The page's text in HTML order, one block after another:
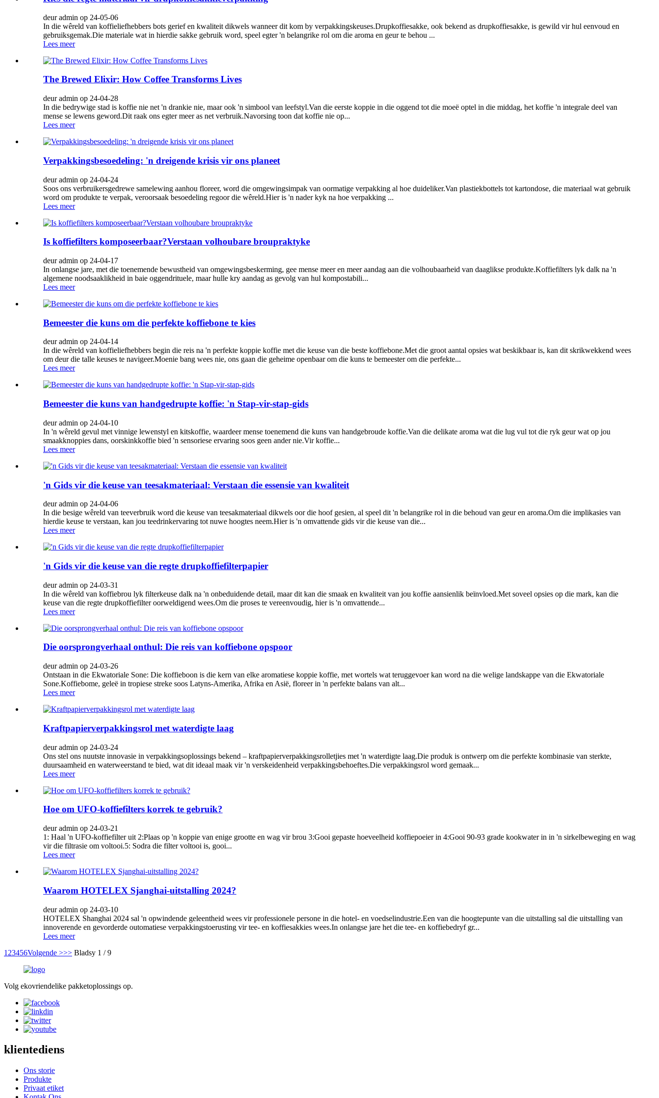
deur admin op 24-05-06
In die wêreld van koffieliefhebbers bots gerief en kwaliteit dikwels wanneer dit kom by verpakkingskeuses.Drupkoffiesakke, ook bekend as drupkoffiesakke, is gewild vir hul eenvoud en
gebruiksgemak.Die materiale wat in hierdie sakke gebruik word, speel egter 'n belangrike rol om die aroma en geur te behou ...
Lees meer
The Brewed Elixir: How Coffee Transforms Lives
deur admin op 24-04-28
In die bedrywige stad is koffie nie net 'n drankie nie, maar ook 'n simbool van leefstyl.Van die eerste koppie in die oggend tot die moeë optel in die middag, het koffie 'n integrale deel van
mense se lewens geword.Dit raak ons ​​egter meer as net verbruik.Navorsing toon dat koffie nie op...
Lees meer
Verpakkingsbesoedeling: 'n dreigende krisis vir ons planeet
deur admin op 24-04-24
Soos ons verbruikersgedrewe samelewing aanhou floreer, word die omgewingsimpak van oormatige verpakking al hoe duideliker.Van plastiekbottels tot kartondose, die materiaal wat gebruik
word om produkte te verpak, veroorsaak besoedeling regoor die wêreld.Hier is 'n nader kyk na hoe verpakking ...
Lees meer
Is koffiefilters komposeerbaar?Verstaan ​​​​volhoubare broupraktyke
deur admin op 24-04-17
In onlangse jare, met die toenemende bewustheid van omgewingsbeskerming, gee mense meer en meer aandag aan die volhoubaarheid van daaglikse produkte.Koffiefilters lyk dalk na 'n
algemene noodsaaklikheid in baie oggendrituele, maar hulle kry aandag as gevolg van hul kompostabili...
Lees meer
Bemeester die kuns om die perfekte koffiebone te kies
deur admin op 24-04-14
In die wêreld van koffieliefhebbers begin die reis na 'n perfekte koppie koffie met die keuse van die beste koffiebone.Met die groot aantal opsies wat beskikbaar is, kan dit skrikwekkend wees
om deur die talle keuses te navigeer.Moenie bang wees nie, ons gaan die geheime openbaar om die kuns te bemeester om die perfekte...
Lees meer
Bemeester die kuns van handgedrupte koffie: 'n Stap-vir-stap-gids
deur admin op 24-04-10
In 'n wêreld gevul met vinnige lewenstyl en kitskoffie, waardeer mense toenemend die kuns van handgebroude koffie.Van die delikate aroma wat die lug vul tot die ryk geur wat op jou
smaakknoppies dans, oorskinkkoffie bied 'n sensoriese ervaring soos geen ander nie.Vir koffie...
Lees meer
'n Gids vir die keuse van teesakmateriaal: Verstaan ​​​​die essensie van kwaliteit
deur admin op 24-04-06
In die besige wêreld van teeverbruik word die keuse van teesakmateriaal dikwels oor die hoof gesien, al speel dit 'n belangrike rol in die behoud van geur en aroma.Om die implikasies van
hierdie keuse te verstaan, kan jou teedrinkervaring tot nuwe hoogtes neem.Hier is 'n omvattende gids vir die keuse van die...
Lees meer
'n Gids vir die keuse van die regte drupkoffiefilterpapier
deur admin op 24-03-31
In die wêreld van koffiebrou lyk filterkeuse dalk na 'n onbeduidende detail, maar dit kan die smaak en kwaliteit van jou koffie aansienlik beïnvloed.Met soveel opsies op die mark, kan die
keuse van die regte drupkoffiefilter oorweldigend wees.Om die proses te vereenvoudig, hier is 'n omvattende...
Lees meer
Die oorsprongverhaal onthul: Die reis van koffiebone opspoor
deur admin op 24-03-26
Ontstaan ​​in die Ekwatoriale Sone: Die koffieboon is die kern van elke aromatiese koppie koffie, met wortels wat teruggevoer kan word na die welige landskappe van die Ekwatoriale
Sone.Koffiebome, geleë in tropiese streke soos Latyns-Amerika, Afrika en Asië, floreer in 'n perfekte balans van alt...
Lees meer
Kraftpapierverpakkingsrol met waterdigte laag
deur admin op 24-03-24
Ons stel ons nuutste innovasie in verpakkingsoplossings bekend – kraftpapierverpakkingsrolletjies met 'n waterdigte laag.Die produk is ontwerp om die perfekte kombinasie van sterkte,
duursaamheid en waterweerstand te bied, wat dit ideaal maak vir 'n verskeidenheid verpakkingsbehoeftes.Die verpakkingsrol word gemaak...
Lees meer
Hoe om UFO-koffiefilters korrek te gebruik?
deur admin op 24-03-21
1: Haal 'n UFO-koffiefilter uit 2:Plaas op 'n koppie van enige grootte en wag vir brou 3:Gooi gepaste hoeveelheid koffiepoeier in 4:Gooi 90-93 grade kookwater in in 'n sirkelbeweging en wag
vir die filtrasie om voltooi.5: Sodra die filter voltooi is, gooi...
Lees meer
Waarom HOTELEX Sjanghai-uitstalling 2024?
deur admin op 24-03-10
HOTELEX Shanghai 2024 sal 'n opwindende geleentheid wees vir professionele persone in die hotel- en voedselindustrie.Een van die hoogtepunte van die uitstalling sal die uitstalling van
innoverende en gevorderde outomatiese verpakkingstoerusting vir tee- en koffiesakkies wees.In onlangse jare het die tee- en koffiebedryf gr...
Lees meer
1 23456Volgende >>> Bladsy 1 / 9
Volg ekovriendelike pakketoplossings op.
klientediens
Ons storie
Produkte
Privaat etiket